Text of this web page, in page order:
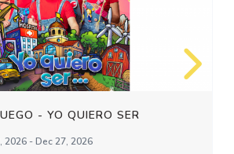
- YO QUIERO SER
2026 - Dec 27, 2026